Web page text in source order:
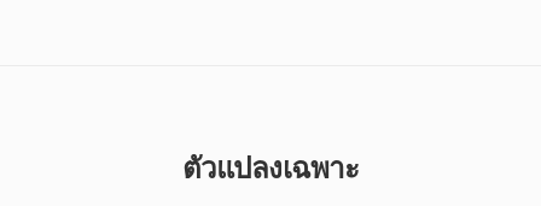
ตัวแปลงเฉพาะ